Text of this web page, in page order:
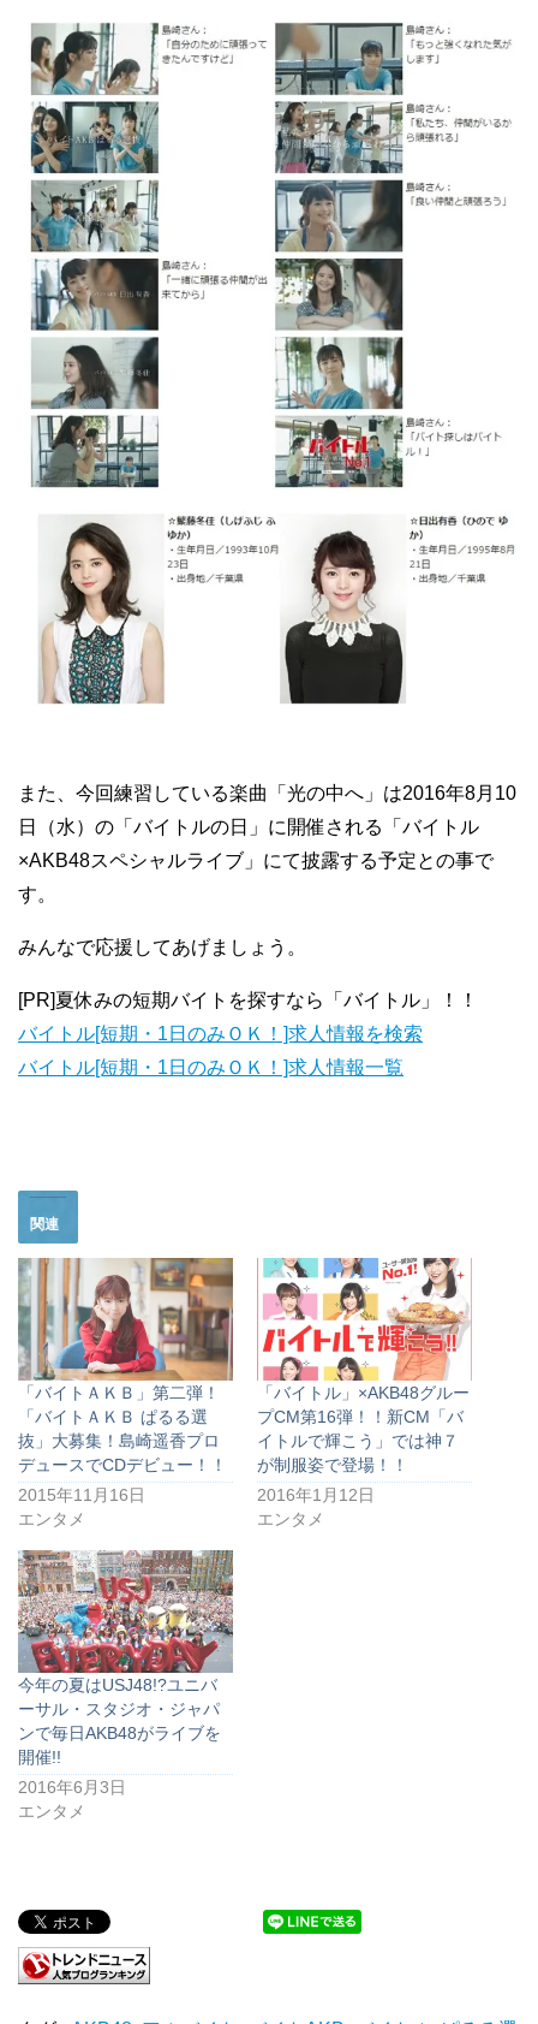
また、今回練習している楽曲「光の中へ」は2016年8月10
日（水）の「バイトルの日」に開催される「バイトル
×AKB48スペシャルライブ」にて披露する予定との事で
す。
みんなで応援してあげましょう。
[PR]夏休みの短期バイトを探すなら「バイトル」！！
バイトル[短期・1日のみＯＫ！]求人情報を検索
バイトル[短期・1日のみＯＫ！]求人情報一覧
関連
「バイトＡＫＢ」第二弾！
「バイトＡＫＢ ぱるる選
抜」大募集！島崎遥香プロ
デュースでCDデビュー！！
2015年11月16日
エンタメ
「バイトル」×AKB48グルー
プCM第16弾！！新CM「バ
イトルで輝こう」では神７
が制服姿で登場！！
2016年1月12日
エンタメ
今年の夏はUSJ48!?ユニバ
ーサル・スタジオ・ジャパ
ンで毎日AKB48がライブを
開催!!
2016年6月3日
エンタメ